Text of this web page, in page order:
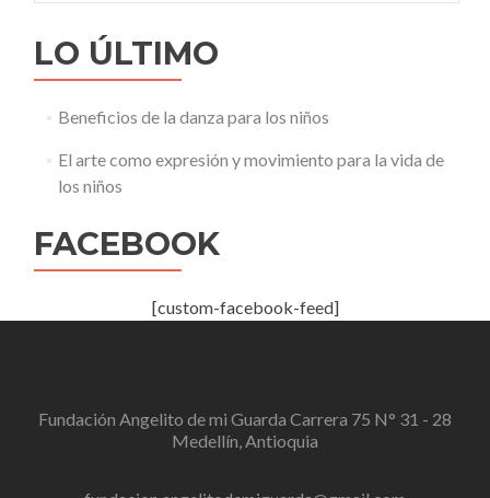
LO ÚLTIMO
Beneficios de la danza para los niños
El arte como expresión y movimiento para la vida de
los niños
FACEBOOK
[custom-facebook-feed]
Fundación Angelito de mi Guarda Carrera 75 N° 31 - 28
Medellín, Antioquia